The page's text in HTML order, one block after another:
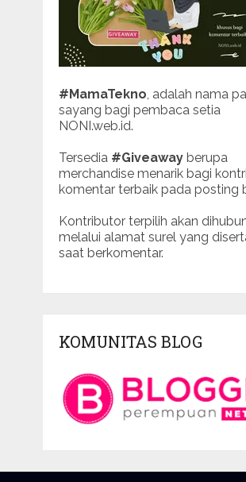
#MamaTekno, adalah nama
sayang bagi pembaca setia
NONI.web.id.
Tersedia #Giveawayberupa
merchandise menarik bagi
komentar terbaik pada posting
Kontributor terpilih akan
melalui alamat surel yang
saat berkomentar.
KOMUNITAS BLOG